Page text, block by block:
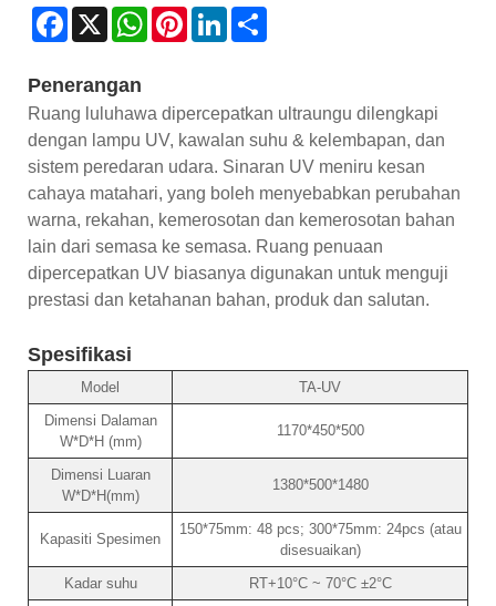
Facebook
X WhatsAppPinterestLinkedIn
Penerangan
Ruang luluhawa dipercepatkan ultraungu dilengkapi
dengan lampu UV, kawalan suhu & kelembapan, dan
sistem peredaran udara. Sinaran UV meniru kesan
cahaya matahari, yang boleh menyebabkan perubahan
warna, rekahan, kemerosotan dan kemerosotan bahan
lain dari semasa ke semasa. Ruang penuaan
dipercepatkan UV biasanya digunakan untuk menguji
prestasi dan ketahanan bahan, produk dan salutan.
Spesifikasi
Model
TA-UV
Dimensi Dalaman
W*D*H (mm)
1170*450*500
Dimensi Luaran
W*D*H(mm)
1380*500*1480
Kapasiti Spesimen
150*75mm: 48 pcs; 300*75mm: 24pcs (atau
disesuaikan)
Kadar suhu
RT+10°C ~ 70°C ±2°C